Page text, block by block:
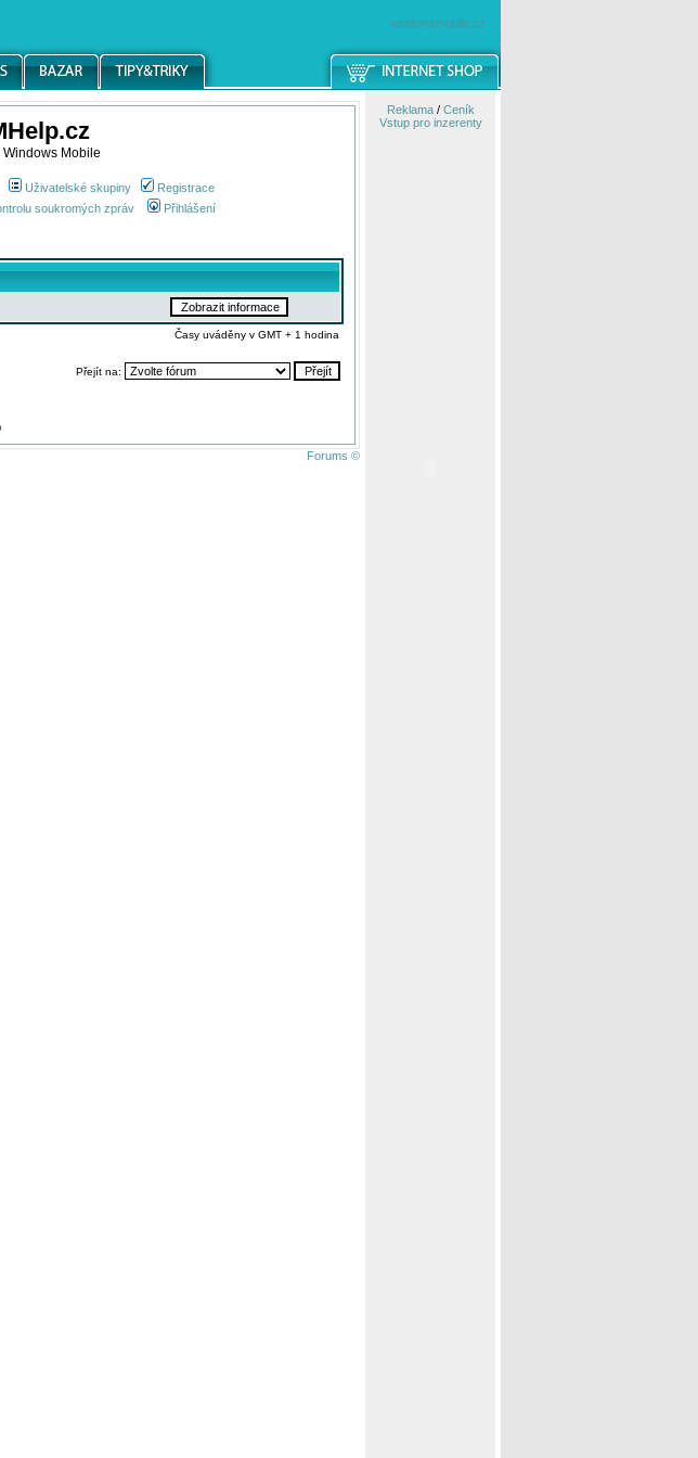
windowsmobile.cz
Windows Mobile
Uživatelské skupiny
Registrace
soukromých zpráv Přihlášení
Časy uváděny v GMT + 1 hodina
Přejít na:
Forums ©
Reklama/ Ceník
Vstup pro inzerenty